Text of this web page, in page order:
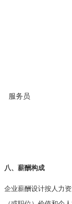
服务员
八、薪酬构成
企业薪酬设计按人力